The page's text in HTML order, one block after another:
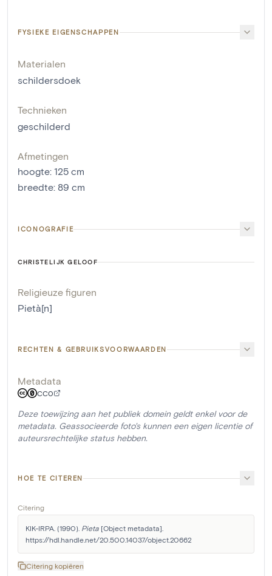
FYSIEKE EIGENSCHAPPEN
Materialen
schildersdoek
Technieken
geschilderd
Afmetingen
hoogte: 125 cm
breedte: 89 cm
ICONOGRAFIE
CHRISTELIJK GELOOF
Religieuze figuren
Pietà[n]
RECHTEN & GEBRUIKSVOORWAARDEN
Metadata
CC0
Deze toewijzing aan het publiek domein geldt enkel voor de
metadata. Geassocieerde foto's kunnen een eigen licentie of
auteursrechtelijke status hebben.
HOE TE CITEREN
Citering
KIK-IRPA. (1990). Pieta [Object metadata].
https://hdl.handle.net/20.500.14037/object.20662
Citering kopiëren